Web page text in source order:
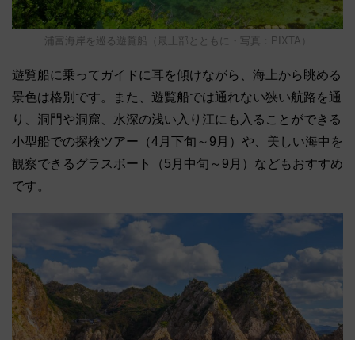
浦富海岸を巡る遊覧船（最上部とともに・写真：PIXTA）
遊覧船に乗ってガイドに耳を傾けながら、海上から眺める
景色は格別です。また、遊覧船では通れない狭い航路を通
り、洞門や洞窟、水深の浅い入り江にも入ることができる
小型船での探検ツアー（4月下旬～9月）や、美しい海中を
観察できるグラスボート（5月中旬～9月）などもおすすめ
です。